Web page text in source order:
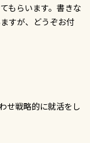
もらいます。書きな
すが、どうぞお付
せ戦略的に就活をし